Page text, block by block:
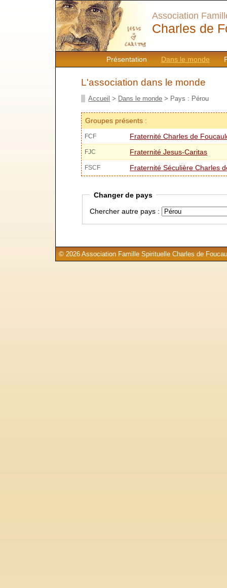
Présentation Dans le monde
Association
Charles de
L'association dans le monde
Accueil > Dans le monde > Pays : Pérou
Groupes présents :
FCF Fraternité Charles de
FJC Fraternité Jesus-Caritas
FSCF Fraternité Séculière Charles
Changer de pays
Chercher autre pays :
© 2026 Association Famille Spirituelle Charles de